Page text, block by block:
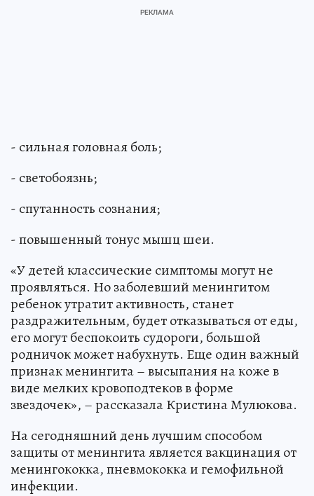
- сильная головная боль;
- светобоязнь;
- спутанность сознания;
- повышенный тонус мышц шеи.
«У детей классические симптомы могут не
проявляться. Но заболевший менингитом
ребенок утратит активность, станет
раздражительным, будет отказываться от еды,
его могут беспокоить судороги, большой
родничок может набухнуть. Еще один важный
признак менингита – высыпания на коже в
виде мелких кровоподтеков в форме
звездочек», – рассказала Кристина Мулюкова.
На сегодняшний день лучшим способом
защиты от менингита является вакцинация от
менингококка, пневмококка и гемофильной
инфекции.